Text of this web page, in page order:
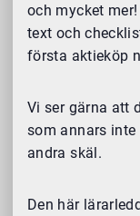
och mycket
text och
första aktieköp
Vi ser gärna att
som annars
andra skäl.
Den här